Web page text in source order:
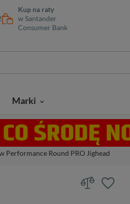
Kup na raty
w Santander
Consumer Bank
Marki
Performance Round PRO Jighead